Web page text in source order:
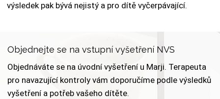
výsledek pak bývá nejistý a pro dítě vyčerpávající.
Objednejte se na vstupní vyšetření NVS
Objednáváte se na úvodní vyšetření u Marji. Terapeuta
pro navazující kontroly vám doporučíme podle výsledků
vyšetření a potřeb vašeho dítěte.